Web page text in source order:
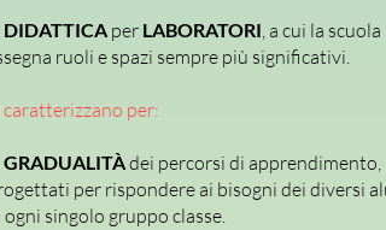
DIDATTICA per LABORATORI, a cui la scuola
ruoli e spazi sempre più significativi.
caratterizzano per:
GRADUALITÀdei percorsi di apprendimento,
per rispondere ai bisogni dei diversi
ogni singolo gruppo classe.